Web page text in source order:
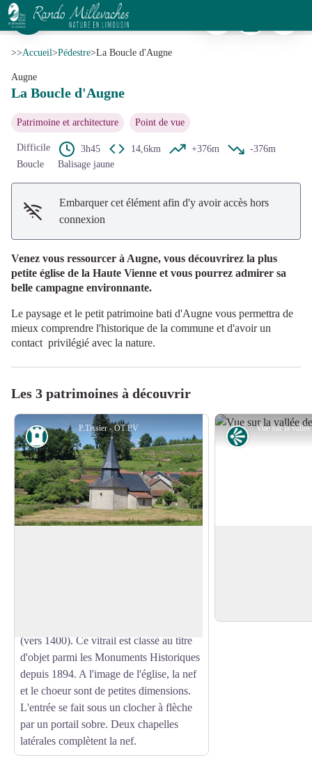
La Boucle d'Augne
Vue sur les monts Limousin - CC Portes de Vassivière
Voir l'image en plein écran
>>Accueil>Pédestre>La Boucle d'Augne
Augne
La Boucle d'Augne
Patrimoine et architecture Point de vue
Difficile 3h45 14,6km +376m
-376m
Boucle
Balisage jaune
Embarquer cet élément afin d'y avoir accès hors
connexion
Venez vous ressourcer à Augne, vous découvrirez la plus
petite église de la Haute Vienne et vous pourrez admirer sa
belle campagne environnante.
Le paysage et le petit patrimoine bati d'Augne vous permettra de
mieux comprendre l'historique de la commune et d'avoir un
contact privilégié avec la nature.
Les 3 patrimoines à découvrir
P.Tissier - OT PV
Patrimoine
(vers 1400). Ce vitrail est classé au titre
d'objet parmi les Monuments Historiques
depuis 1894. A l'image de l'église, la nef
et le choeur sont de petites dimensions.
L'entrée se fait sous un clocher à flèche
par un portail sobre. Deux chapelles
latérales complètent la nef.
Point de vue